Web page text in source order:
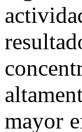
mayor